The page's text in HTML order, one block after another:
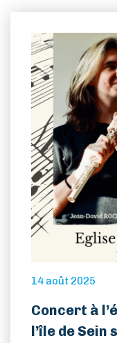
14 août 2025
Concert à
l’île de Sein